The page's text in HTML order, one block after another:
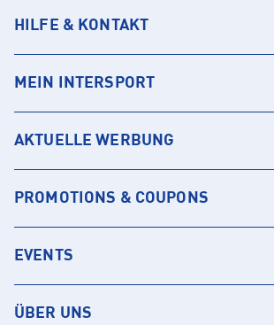
HILFE & KONTAKT
MEIN INTERSPORT
AKTUELLE WERBUNG
PROMOTIONS & COUPONS
EVENTS
ÜBER UNS